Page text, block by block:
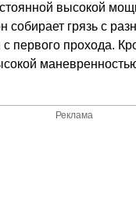
высокой
собирает грязь с
с первого прохода.
Реклама